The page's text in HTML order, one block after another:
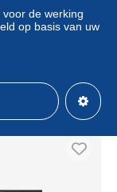
Particulier
de werking
op basis van uw